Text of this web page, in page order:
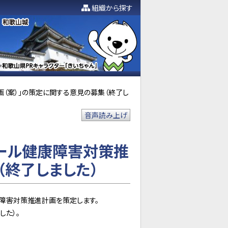
組織から探す
）」の策定に関する意見の募集（終了し
音声読み上げ
ル健康障害対策推
了しました）
対策推進計画を策定します。
）。